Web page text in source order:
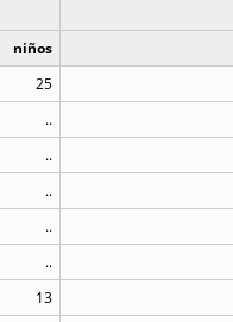
niños
25
..
..
..
..
..
13